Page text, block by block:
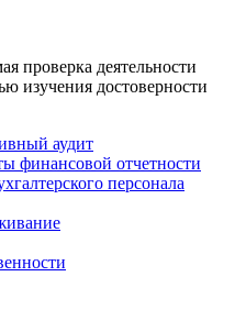
проверка деятельности
изучения достоверности
аудит
финансовой отчетности
персонала